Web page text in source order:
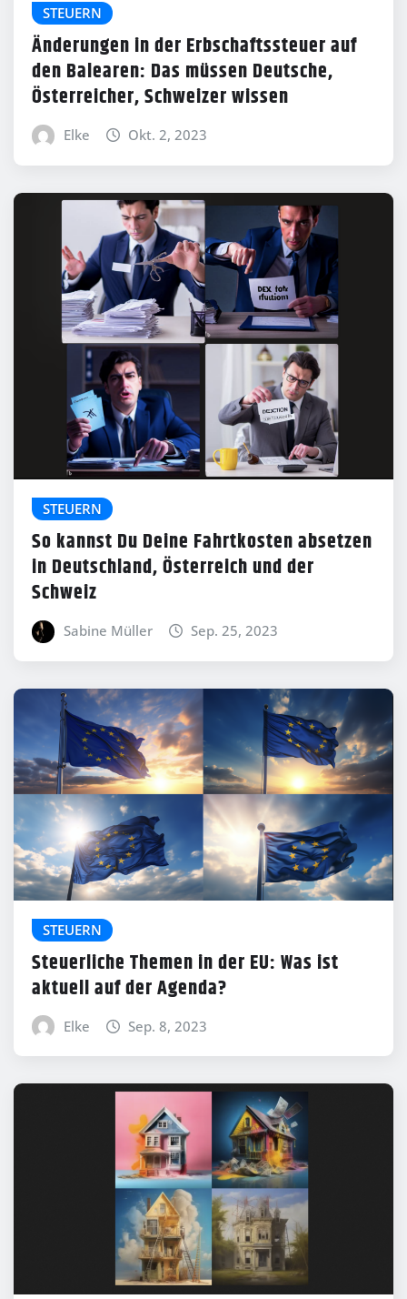
STEUERN
Änderungen in der Erbschaftssteuer auf
den Balearen: Das müssen Deutsche,
Österreicher, Schweizer wissen
Elke Okt. 2, 2023
STEUERN
So kannst Du Deine Fahrtkosten absetzen
in Deutschland, Österreich und der
Schweiz
Sabine Müller Sep. 25, 2023
STEUERN
Steuerliche Themen in der EU: Was ist
aktuell auf der Agenda?
Elke Sep. 8, 2023